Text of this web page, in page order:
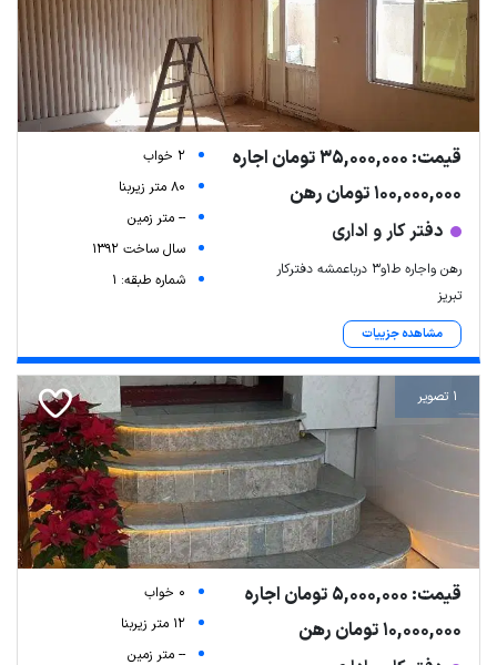
قیمت: 35,000,000 تومان اجاره
100,000,000 تومان رهن
دفتر کار و اداری
رهن واجاره ط۱و۳ درباعمشه دفترکار
تبریز
مشاهده جزییات
2 خواب
80 متر زیربنا
-- متر زمین
سال ساخت 1392
شماره طبقه: 1
1 تصویر
قیمت: 5,000,000 تومان اجاره
10,000,000 تومان رهن
0 خواب
12 متر زیربنا
-- متر زمین